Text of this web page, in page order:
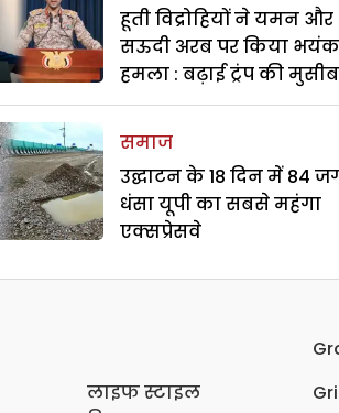
हूती विद्रोहियों ने यमन और
सऊदी अरब पर किया
हमला : बढ़ाई ट्रंप की
समाज
उद्घाटन के 18 दिन में 84
धंसा यूपी का सबसे महंगा
एक्सप्रेसवे
लाइफ स्टाइल